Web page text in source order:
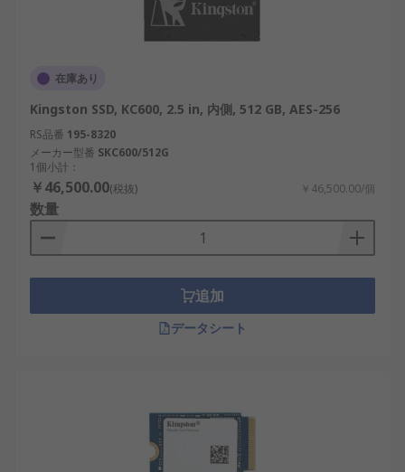
在庫あり
Kingston SSD, KC600, 2.5 in, 内側, 512 GB, AES-256
RS品番 195-8320
メーカー型番 SKC600/512G
1個小計：
￥46,500.00(税抜) ￥46,500.00/個
数量
追加
データシート